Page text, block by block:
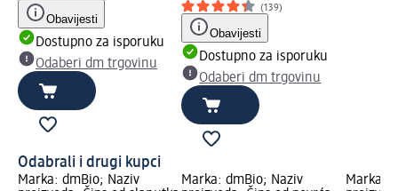
Obavijesti
Dostupno za isporuku
Odaberi dm trgovinu
(139)
Obavijesti
Dostupno za isporuku
Odaberi dm trgovinu
Odabrali i drugi kupci
Marka: dmBio; Naziv
Marka: dmBio; Naziv
Marka: